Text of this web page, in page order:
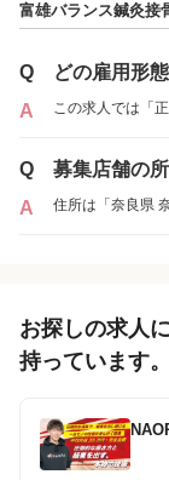
1件の店舗
富雄バランス鍼灸
正社員
富雄バランス鍼灸接
Q
どの雇用形
A
この求人では「
Q
募集店舗の
A
住所は「奈良県
お探しの求人
持っています。